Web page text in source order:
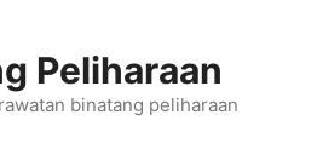
Peliharaan
binatang peliharaan